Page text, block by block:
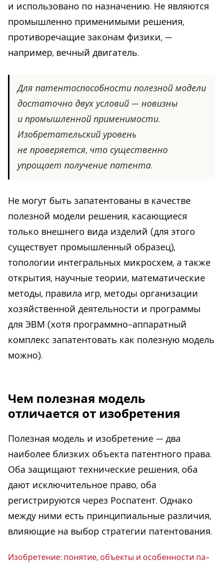
и использовано по назначению. Не являются
промышленно применимыми решения,
противоречащие законам физики, —
например, вечный двигатель.
Для патентоспособности полезной модели
достаточно двух условий — новизны
и промышленной применимости.
Изобретательский уровень
не проверяется, что существенно
упрощает получение патента.
Не могут быть запатентованы в качестве
полезной модели решения, касающиеся
только внешнего вида изделий (для этого
существует промышленный образец),
топологии интегральных микросхем, а также
открытия, научные теории, математические
методы, правила игр, методы организации
хозяйственной деятельности и программы
для ЭВМ (хотя программно-аппаратный
комплекс запатентовать как полезную модель
можно).
Чем полезная модель
отличается от изобретения
Полезная модель и изобретение — два
наиболее близких объекта патентного права.
Оба защищают технические решения, оба
дают исключительное право, оба
регистрируются через Роспатент. Однако
между ними есть принципиальные различия,
влияющие на выбор стратегии патентования.
Изоб­ре­те­ние: понятие, объекты и осо­бен­но­сти па­